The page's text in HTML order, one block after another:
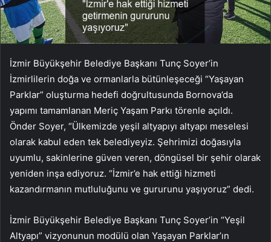
İzmir Büyükşehir Belediye Başkanı Tunç Soyer’in
İzmirlilerin doğa ve ormanlarla bütünleşeceği “Yaşayan
Parklar” oluşturma hedefi doğrultusunda Bornova’da
yapımı tamamlanan Meriç Yaşam Parkı törenle açıldı.
Önder Soyer, “Ülkemizde yeşil altyapıyı altyapı meselesi
olarak kabul eden tek belediyeyiz. Şehrimizi doğasıyla
uyumlu, sakinlerine güven veren, döngüsel bir şehir olarak
yeniden inşa ediyoruz. “İzmir’e hak ettiği hizmeti
kazandırmanın mutluluğunu ve gururunu yaşıyoruz” dedi.
İzmir Büyükşehir Belediye Başkanı Tunç Soyer’in “Yeşil
Altyapı” vizyonunun modülü olan Yaşayan Parklar’ın